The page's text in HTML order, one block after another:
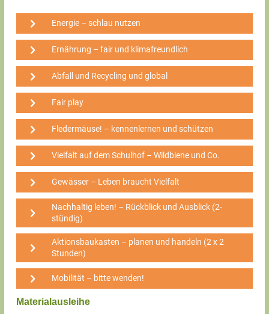
Energie – schlau nutzen
Ernährung – fair und klimafreundlich
Abfall und Recycling und global
Fair play
Fledermäuse! – kennenlernen und schützen
Vielfalt auf dem Schulhof – Wildbiene und Co.
Gewässer – Leben braucht Vielfalt
Nachhaltig leben! – Rückblick und Ausblick (2-
stündig)
Aktionsbaukasten – planen und handeln (2 x 2
Stunden)
Mobilität – bitte wenden!
Materialausleihe